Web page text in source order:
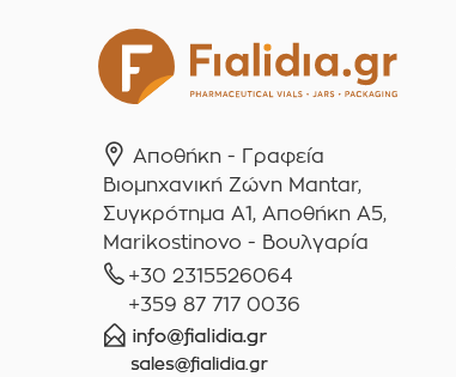
Αποθήκη - Γραφεία
Βιομηχανική Ζώνη Mantar,
Συγκρότημα A1, Αποθήκη Α5,
Marikostinovo - Βουλγαρία
+30 2315526064
+359 87 717 0036